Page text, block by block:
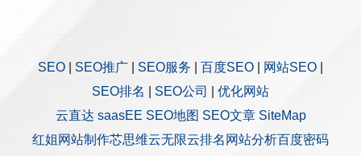
SEO SEO推广 SEO服务 百度SEO 网站SEO
SEO排名
SEO公司
优化网站
云直达 saasEE SEO地图 SEO文章 SiteMap
红姐网站制作芯思维云无限云排名 网站分析百度密码